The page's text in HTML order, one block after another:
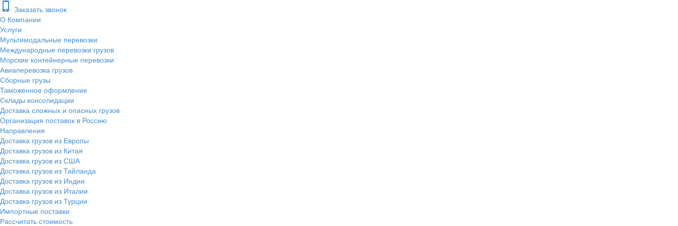
phone_iphone Заказать звонок
О Компании
Услуги
Мультимодальные перевозки
Международные перевозки грузов
Морские контейнерные перевозки
Авиаперевозка грузов
Сборные грузы
Таможенное оформление
Склады консолидации
Доставка сложных и опасных грузов
Организация поставок в Россию
Направления
Доставка грузов из Европы
Доставка грузов из Китая
Доставка грузов из США
Доставка грузов из Тайланда
Доставка грузов из Индии
Доставка грузов из Италии
Доставка грузов из Турции
Импортные поставки
Рассчитать стоимость